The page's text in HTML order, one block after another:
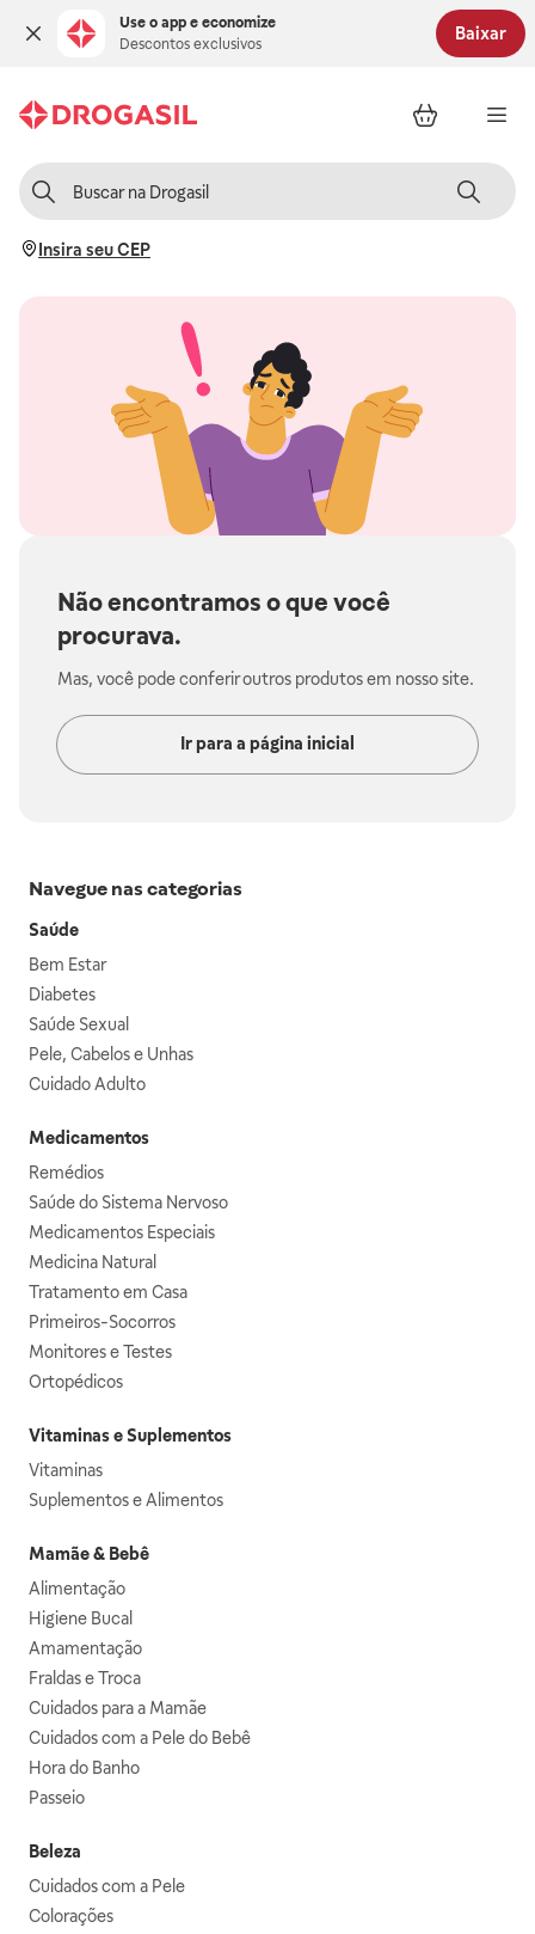
Use o app e economize
Descontos exclusivos
Baixar
Insira seu CEP
Não encontramos o que você
procurava.
Mas, você pode conferir outros produtos em nosso site.
Ir para a página inicial
Navegue nas categorias
Saúde
Bem Estar
Diabetes
Saúde Sexual
Pele, Cabelos e Unhas
Cuidado Adulto
Medicamentos
Remédios
Saúde do Sistema Nervoso
Medicamentos Especiais
Medicina Natural
Tratamento em Casa
Primeiros-Socorros
Monitores e Testes
Ortopédicos
Vitaminas e Suplementos
Vitaminas
Suplementos e Alimentos
Mamãe & Bebê
Alimentação
Higiene Bucal
Amamentação
Fraldas e Troca
Cuidados para a Mamãe
Cuidados com a Pele do Bebê
Hora do Banho
Passeio
Beleza
Cuidados com a Pele
Colorações